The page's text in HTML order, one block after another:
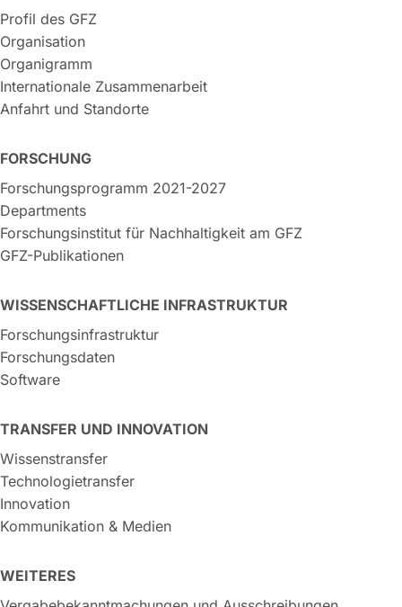
Profil des GFZ
Organisation
Organigramm
Internationale Zusammenarbeit
Anfahrt und Standorte
FORSCHUNG
Forschungsprogramm 2021-2027
Departments
Forschungsinstitut für Nachhaltigkeit am GFZ
GFZ-Publikationen
WISSENSCHAFTLICHE INFRASTRUKTUR
Forschungsinfrastruktur
Forschungsdaten
Software
TRANSFER UND INNOVATION
Wissenstransfer
Technologietransfer
Innovation
Kommunikation & Medien
WEITERES